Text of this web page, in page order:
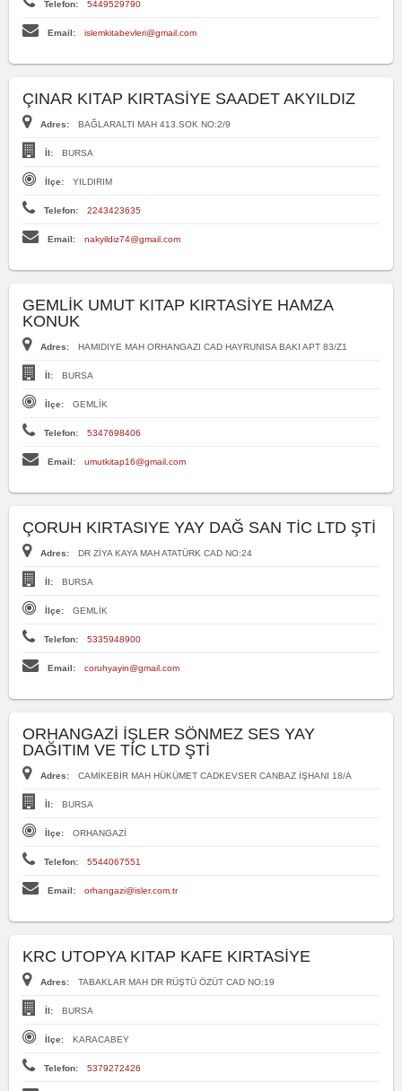
Telefon: 5449529790
Email: islemkitabevleri@gmail.com
ÇINAR KITAP KIRTASİYE SAADET AKYILDIZ
Adres: BAĞLARALTI MAH 413.SOK NO:2/9
İl: BURSA
İlçe: YILDIRIM
Telefon: 2243423635
Email: nakyildiz74@gmail.com
GEMLİK UMUT KITAP KIRTASİYE HAMZA
KONUK
Adres: HAMIDIYE MAH ORHANGAZI CAD HAYRUNISA BAKI APT 83/Z1
İl: BURSA
İlçe: GEMLİK
Telefon: 5347698406
Email: umutkitap16@gmail.com
ÇORUH KIRTASIYE YAY DAĞ SAN TİC LTD ŞTİ
Adres: DR ZİYA KAYA MAH ATATÜRK CAD NO:24
İl: BURSA
İlçe: GEMLİK
Telefon: 5335948900
Email: coruhyayin@gmail.com
ORHANGAZİ İŞLER SÖNMEZ SES YAY
DAĞITIM VE TİC LTD ŞTİ
Adres: CAMİKEBİR MAH HÜKÜMET CADKEVSER CANBAZ İŞHANI 18/A
İl: BURSA
İlçe: ORHANGAZİ
Telefon: 5544067551
Email: orhangazi@isler.com.tr
KRC UTOPYA KITAP KAFE KIRTASİYE
Adres: TABAKLAR MAH DR RÜŞTÜ ÖZÜT CAD NO:19
İl: BURSA
İlçe: KARACABEY
Telefon: 5379272426